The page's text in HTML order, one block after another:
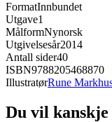
FormatInnbundet
Utgave1
MålformNynorsk
Utgivelsesår2014
Antall sider40
ISBN9788205468870
IllustratørRune
Du vil kanskje